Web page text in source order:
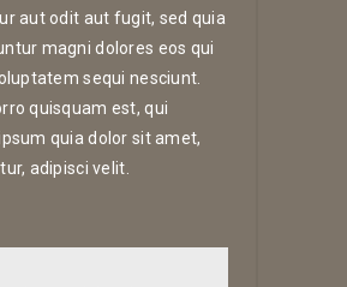
aut odit aut fugit, sed quia
magni dolores eos qui
sequi nesciunt.
quisquam est, qui
quia dolor sit amet,
adipisci velit.